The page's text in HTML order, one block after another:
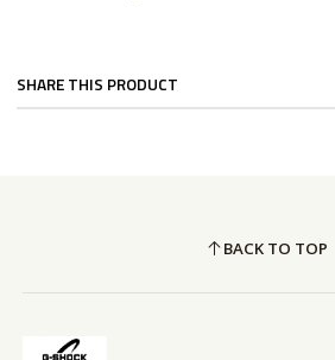
SHARE THIS PRODUCT
BACK TO TOP